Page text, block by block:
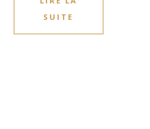
SUITE